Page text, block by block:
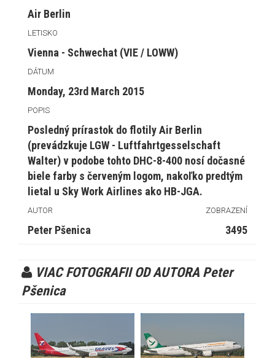
Air Berlin
LETISKO
Vienna - Schwechat (VIE / LOWW)
DÁTUM
Monday, 23rd March 2015
POPIS
Posledný prírastok do flotily Air Berlin
(prevádzkuje LGW - Luftfahrtgesselschaft
Walter) v podobe tohto DHC-8-400 nosí dočasné
biele farby s červeným logom, nakoľko predtým
lietal u Sky Work Airlines ako HB-JGA.
AUTOR ZOBRAZENÍ
Peter Pšenica 3495
VIAC FOTOGRAFII OD AUTORA Peter
Pšenica